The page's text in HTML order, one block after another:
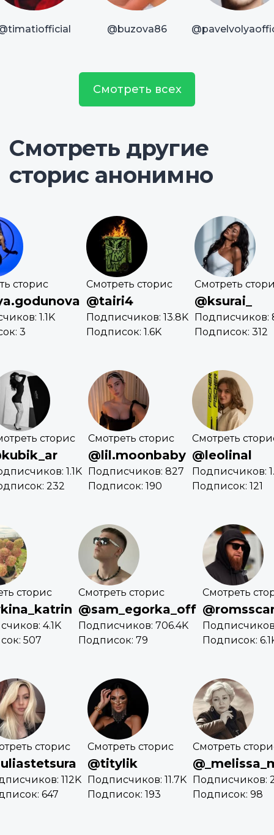
@buzova86
Смотреть всех
Смотреть другие
сторис анонимно
сторис
1.1K
3
Смотреть сторис
@tairi4
Подписчиков: 13.8K
Подписок: 1.6K
Смотреть
@ksurai_
Подписчиков:
Подписок: 312
сторис
1.1K
232
Смотреть сторис
@lil.moonbaby
Подписчиков: 827
Подписок: 190
Смотреть
@leolinal
Подписчиков:
Подписок: 121
сторис
4.1K
507
Смотреть сторис
@sam_egorka_off
Подписчиков: 706.4K
Подписок: 79
Смотреть
Подписок:
сторис
112K
647
Смотреть сторис
@titylik
Подписчиков: 11.7K
Подписок: 193
Смотреть
Подписчиков:
Подписок: 98